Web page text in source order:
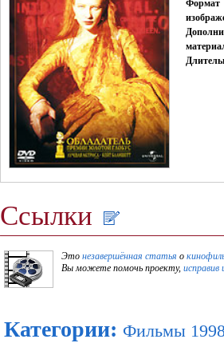
Формат
Ссылки
Это незавершённая статья о
Вы можете помочь проекту, исправив
Категории: Фильмы